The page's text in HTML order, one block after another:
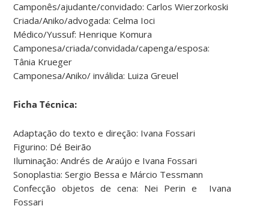
Camponês/ajudante/convidado: Carlos Wierzorkoski
Criada/Aniko/advogada: Celma Ioci
Médico/Yussuf: Henrique Komura
Camponesa/criada/convidada/capenga/esposa:
Tânia Krueger
Camponesa/Aniko/ inválida: Luiza Greuel
Ficha Técnica:
Adaptação do texto e direção: Ivana Fossari
Figurino: Dé Beirão
Iluminação: Andrés de Araújo e Ivana Fossari
Sonoplastia: Sergio Bessa e Márcio Tessmann
Confecção objetos de cena: Nei Perin e Ivana
Fossari